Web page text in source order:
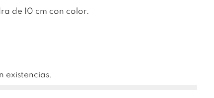
de 10 cm con color.
existencias.